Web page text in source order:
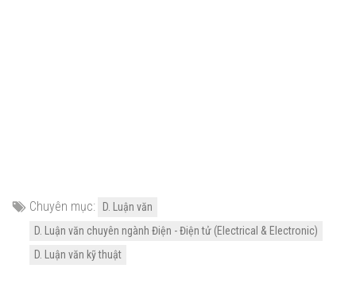
Chuyên mục:
D. Luận văn
D. Luận văn chuyên ngành Điện - Điện tử (Electrical & Electronic)
D. Luận văn kỹ thuật